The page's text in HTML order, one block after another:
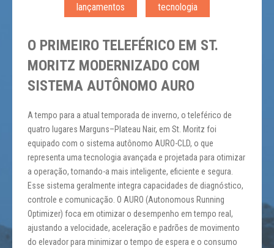
lançamentos tecnologia
O PRIMEIRO TELEFÉRICO EM ST.
MORITZ MODERNIZADO COM
SISTEMA AUTÔNOMO AURO
A tempo para a atual temporada de inverno, o teleférico de
quatro lugares Marguns–Plateau Nair, em St. Moritz foi
equipado com o sistema autônomo AURO-CLD, o que
representa uma tecnologia avançada e projetada para otimizar
a operação, tornando-a mais inteligente, eficiente e segura.
Esse sistema geralmente integra capacidades de diagnóstico,
controle e comunicação. O AURO (Autonomous Running
Optimizer) foca em otimizar o desempenho em tempo real,
ajustando a velocidade, aceleração e padrões de movimento
do elevador para minimizar o tempo de espera e o consumo